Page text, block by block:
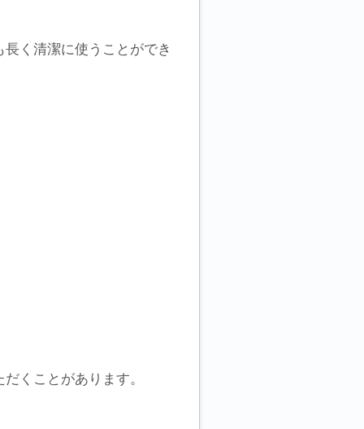
く清潔に使うことができ
くことがあります。